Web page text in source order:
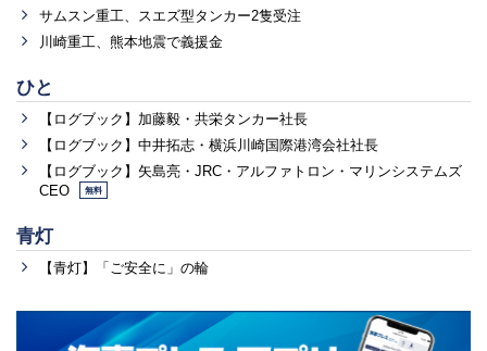
サムスン重工、スエズ型タンカー2隻受注
川崎重工、熊本地震で義援金
ひと
【ログブック】加藤毅・共栄タンカー社長
【ログブック】中井拓志・横浜川崎国際港湾会社社長
【ログブック】矢島亮・JRC・アルファトロン・マリンシステムズ
CEO
無料
青灯
【青灯】「ご安全に」の輪